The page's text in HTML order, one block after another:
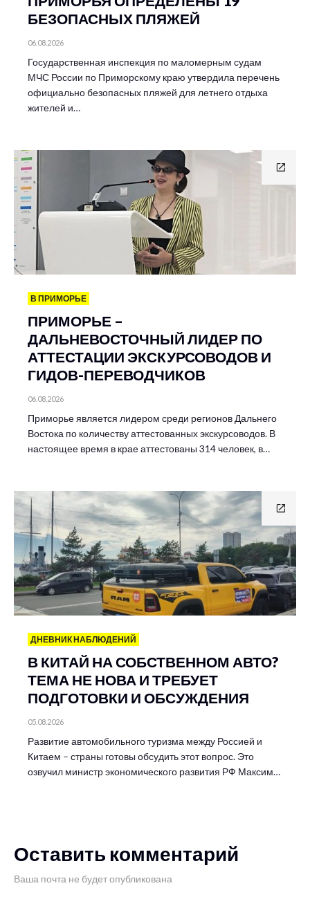
БЕЗОПАСНЫХ ПЛЯЖЕЙ
06.08.2026
Государственная инспекция по маломерным судам
МЧС России по Приморскому краю утвердила перечень
официально безопасных пляжей для летнего отдыха
жителей и…
В ПРИМОРЬЕ
ПРИМОРЬЕ –
ДАЛЬНЕВОСТОЧНЫЙ ЛИДЕР ПО
АТТЕСТАЦИИ ЭКСКУРСОВОДОВ И
ГИДОВ-ПЕРЕВОДЧИКОВ
06.08.2026
Приморье является лидером среди регионов Дальнего
Востока по количеству аттестованных экскурсоводов. В
настоящее время в крае аттестованы 314 человек, в…
ДНЕВНИК НАБЛЮДЕНИЙ
В КИТАЙ НА СОБСТВЕННОМ АВТО?
ТЕМА НЕ НОВА И ТРЕБУЕТ
ПОДГОТОВКИ И ОБСУЖДЕНИЯ
05.08.2026
Развитие автомобильного туризма между Россией и
Китаем – страны готовы обсудить этот вопрос. Это
озвучил министр экономического развития РФ Максим…
Оставить комментарий
Ваша почта не будет опубликована